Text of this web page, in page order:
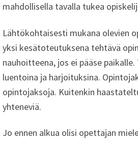
mahdollisella tavalla tukea
Lähtökohtaisesti mukana olevien
yksi kesätoteutuksena tehtävä
nauhoitteena, jos ei pääse
luentoina ja harjoituksina.
opintojaksoja. Kuitenkin
yhteneviä.
Jo ennen alkua olisi opettajan